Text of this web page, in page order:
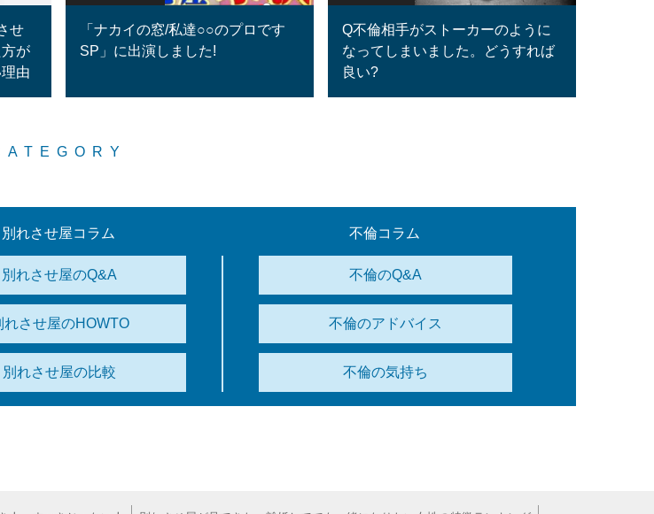
せ
が
由
「ナカイの窓/私達○○のプロです
SP」に出演しました!
Q不倫相手がストーカーのように
なってしまいました。どうすれば
良い?
別れさせ屋コラム
別れさせ屋のQ&A
れさせ屋のHOWTO
別れさせ屋の比較
不倫コラム
不倫のQ&A
不倫のアドバイス
不倫の気持ち